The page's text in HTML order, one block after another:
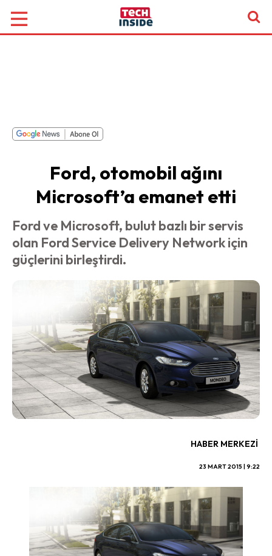
Ford, otomobil ağını
Microsoft’a emanet etti
Ford ve Microsoft, bulut bazlı bir servis
olan Ford Service Delivery Network için
güçlerini birleştirdi.
HABER MERKEZI
23 MART 2015 | 9:22